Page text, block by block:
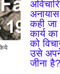
कही जा
कार्य
को
उसे
जीना है?